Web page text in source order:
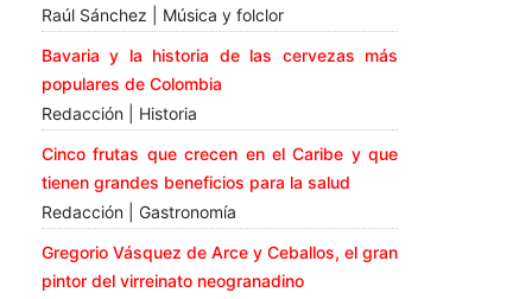
Raúl Sánchez | Música y folclor
Bavaria y la historia de las cervezas más
populares de Colombia
Redacción | Historia
Cinco frutas que crecen en el Caribe y que
tienen grandes beneficios para la salud
Redacción | Gastronomía
Gregorio Vásquez de Arce y Ceballos, el gran
pintor del virreinato neogranadino